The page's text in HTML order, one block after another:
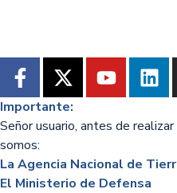
Importante:
Señor usuario, antes de
somos:
La Agencia Nacional de
El Ministerio de Defensa